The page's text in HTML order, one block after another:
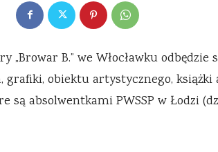
B.” we Włocławku odbędzie
obiektu artystycznego, książki
absolwentkami PWSSP w Łodzi